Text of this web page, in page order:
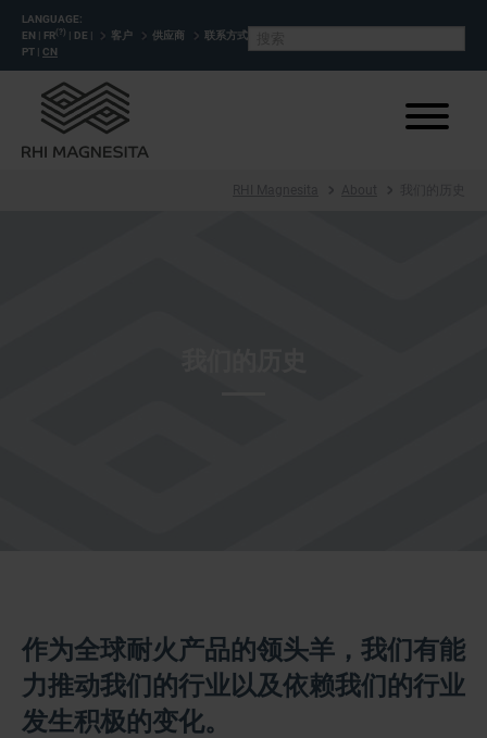
LANGUAGE:
EN | FR (?) | DE |
PT | CN
客户 供应商 联系方式
作为全球耐火产品的领头羊，我们有能
力推动我们的行业以及依赖我们的行业
发生积极的变化。